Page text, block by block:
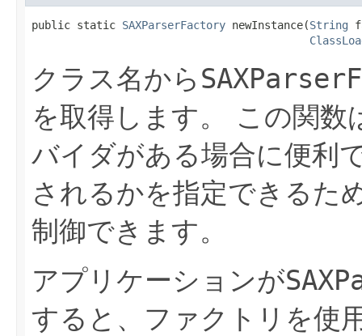
public static SAXParserFactory newInstance(String
クラス名から
を取得します。
この関数
バイダがある場合に便利
されるかを指定できるた
制御できます。
アプリケーションが
すると、ファクトリを使